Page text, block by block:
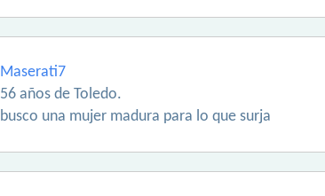
Maserati7
56 años de Toledo.
busco una mujer madura para lo que surja